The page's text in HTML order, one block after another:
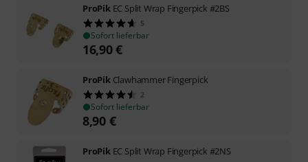
ProPik EC Split Wrap Fingerpick #2BS
5
Sofort lieferbar
16,90€
ProPik Clawhammer Fingerpick
2
Sofort lieferbar
8,90 €
ProPik EC Split Wrap Fingerpick #2NS